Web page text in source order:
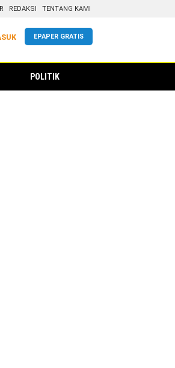
REDAKSI TENTANG KAMI
EPAPER GRATIS
POLITIK